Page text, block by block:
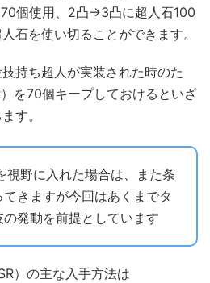
個使用、2凸→3凸に超人石100
石を使い切ることができます。
持ち超人が実装された時のた
を70個キープしておけるといざ
す。
視野に入れた場合は、また条
きますが今回はあくまでタ
の発動を前提としています
）の主な入手方法は